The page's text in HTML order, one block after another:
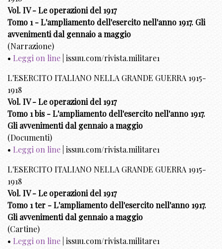
Vol. IV - Le operazioni del 1917
Tomo 1 - L'ampliamento dell'esercito nell'anno 1917. Gli
avvenimenti dal gennaio a maggio
(Narrazione)
• Leggi on line | issuu.com/rivista.militare1
L'ESERCITO ITALIANO NELLA GRANDE GUERRA 1915-
1918
Vol. IV - Le operazioni del 1917
Tomo 1 bis - L'ampliamento dell'esercito nell'anno 1917.
Gli avvenimenti dal gennaio a maggio
(Documenti)
• Leggi on line | issuu.com/rivista.militare1
L'ESERCITO ITALIANO NELLA GRANDE GUERRA 1915-
1918
Vol. IV - Le operazioni del 1917
Tomo 1 ter - L'ampliamento dell'esercito nell'anno 1917.
Gli avvenimenti dal gennaio a maggio
(Cartine)
• Leggi on line | issuu.com/rivista.militare1